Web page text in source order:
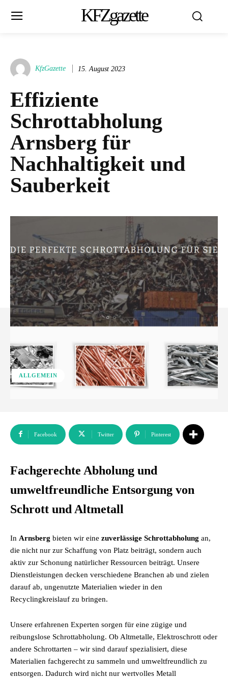
KFZgazette
KfzGazette 15. August 2023
Effiziente
Schrottabholung
Arnsberg für
Nachhaltigkeit und
Sauberkeit
ALLGEMEIN
Facebook Twitter Pinterest
Fachgerechte Abholung und
umweltfreundliche Entsorgung von
Schrott und Altmetall
In Arnsberg bieten wir eine zuverlässige Schrottabholung an,
die nicht nur zur Schaffung von Platz beiträgt, sondern auch
aktiv zur Schonung natürlicher Ressourcen beiträgt. Unsere
Dienstleistungen decken verschiedene Branchen ab und zielen
darauf ab, ungenutzte Materialien wieder in den
Recyclingkreislauf zu bringen.
Unsere erfahrenen Experten sorgen für eine zügige und
reibungslose Schrottabholung. Ob Altmetalle, Elektroschrott oder
andere Schrottarten – wir sind darauf spezialisiert, diese
Materialien fachgerecht zu sammeln und umweltfreundlich zu
entsorgen. Dadurch wird nicht nur wertvolles Metall